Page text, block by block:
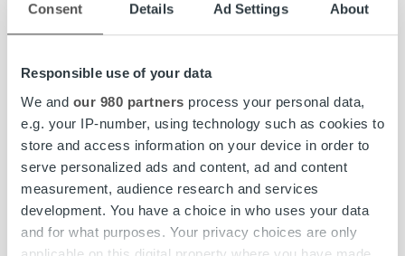
Consent Details Ad Settings About
Responsible use of your data
We and our 980 partners process your personal data,
e.g. your IP-number, using technology such as cookies to
store and access information on your device in order to
serve personalized ads and content, ad and content
measurement, audience research and services
development. You have a choice in who uses your data
and for what purposes. Your privacy choices are only
koko ajan. Meille on selkeä etu, että palvelu perustuu
Ropon omaan teknologiaan, sillä se mahdollistaa
jatkuvan kehityksen, Lehtonen sanoo.
Ropon laskun elinkaaripalvelu on Martelalla tällä hetkellä
käytössä Suomessa, mutta jatkosuunnitelmissa on
laajentaa palvelu käyttöön myös Ruotsissa, jossa Ropo on
ottamassa jalansijaa laskutuspalveluiden tarjoajana
Lisätietoja: